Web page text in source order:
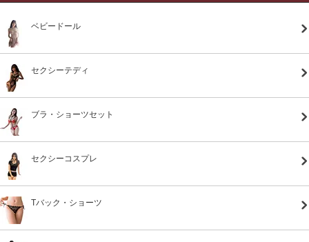
ベビードール
セクシーテディ
ブラ・ショーツセット
セクシーコスプレ
Tバック・ショーツ